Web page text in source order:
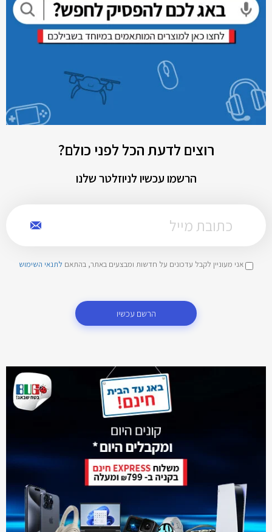
רוצים לדעת הכל לפני כולם?
הרשמו עכשיו לניוזלטר שלנו
אני מעוניין לקבל עדכונים על חדשות ומבצעים באתר, בהתאם לתנאי השימוש
הרשם עכשיו